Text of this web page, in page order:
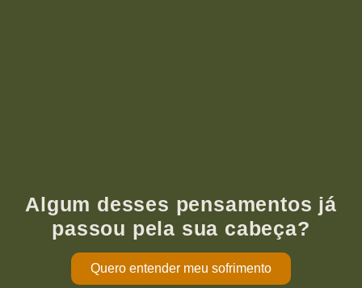
Algum desses pensamentos já
passou pela sua cabeça?
Quero entender meu sofrimento